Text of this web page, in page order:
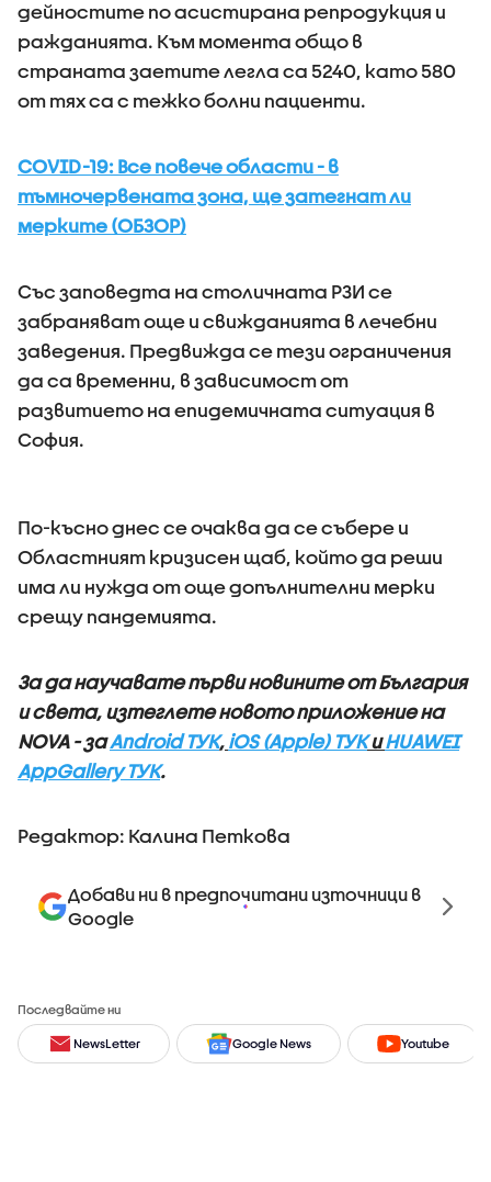
дейностите по асистирана репродукция и
ражданията. Към момента общо в
страната заетите легла са 5240, като 580
от тях са с тежко болни пациенти.
COVID-19: Все повече области - в
тъмночервената зона, ще затегнат ли
мерките (ОБЗОР)
Със заповедта на столичната РЗИ се
забраняват още и свижданията в лечебни
заведения. Предвижда се тези ограничения
да са временни, в зависимост от
развитието на епидемичната ситуация в
София.
По-късно днес се очаква да се събере и
Областният кризисен щаб, който да реши
има ли нужда от още допълнителни мерки
срещу пандемията.
За да научавате първи новините от България
и света, изтеглете новото приложение на
NOVA - заAndroid ТУК, iOS (Apple) ТУКиHUAWEI
AppGallery ТУК.
Редактор: Калина Петкова
Добави ни в предпочитани източници в
Google
Последвайте ни
NewsLetter Google News Youtube